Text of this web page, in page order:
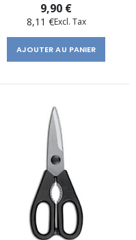
9,90 €
8,11 €
AJOUTER AU PANIER